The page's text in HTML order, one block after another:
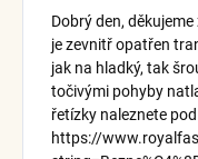
Dobrý den,
je zevnitř opatřen
jak na hladký, tak
točivými pohyby
řetízky naleznete
https://